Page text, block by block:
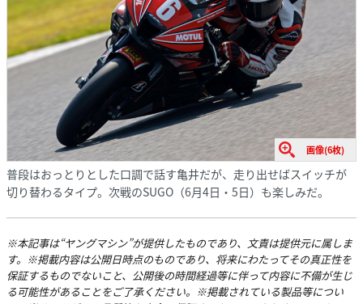
画像(6枚)
普段はおっとりとした口調で話す亀井だが、走り出せばスイッチが
切り替わるタイプ。次戦のSUGO（6月4日・5日）も楽しみだ。
※本記事は“ヤングマシン”が提供したものであり、文責は提供元に属しま
す。※掲載内容は公開日時点のものであり、将来にわたってその真正性を
保証するものでないこと、公開後の時間経過等に伴って内容に不備が生じ
る可能性があることをご了承ください。※掲載されている製品等につい